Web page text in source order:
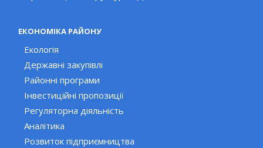
ЕКОНОМІКА РАЙОНУ
Екологія
Державні закупівлі
Районні програми
Інвестиційні пропозиції
Регуляторна діяльність
Аналітика
Розвиток підприємництва